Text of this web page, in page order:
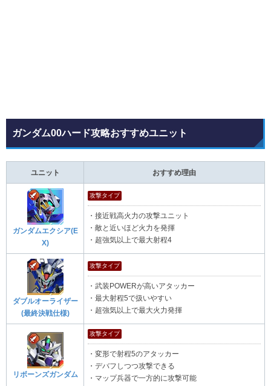
ガンダム00ハード攻略おすすめユニット
ユニット おすすめ理由
ガンダムエクシア(E
X)
攻撃タイプ
・接近戦高火力の攻撃ユニット
・敵と近いほど火力を発揮
・超強気以上で最大射程4
ダブルオーライザー
(最終決戦仕様)
攻撃タイプ
・武装POWERが高いアタッカー
・最大射程5で扱いやすい
・超強気以上で最大火力発揮
リボーンズガンダム
攻撃タイプ
・変形で射程5のアタッカー
・デバフしつつ攻撃できる
・マップ兵器で一方的に攻撃可能